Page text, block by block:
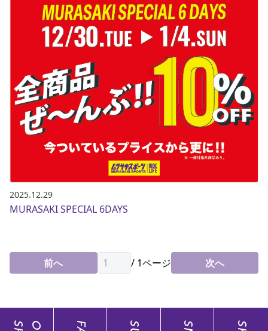
2025.12.29
MURASAKI SPECIAL 6DAYS
前へ / 1ページ 次へ